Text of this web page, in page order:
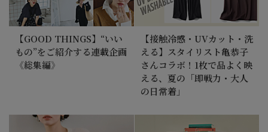
【GOOD THINGS】“いい
もの”をご紹介する連載企画
《総集編》
【接触冷感・UVカット・洗
える】スタイリスト亀恭子
さんコラボ！1枚で品よく映
える、夏の「即戦力・大人
の日常着」